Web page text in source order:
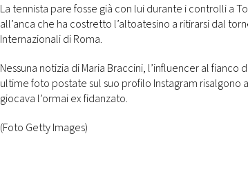
La tennista pare fosse già con lui durante i controlli a
all’anca che ha costretto l’altoatesino a ritirarsi dal
Internazionali di Roma.
Nessuna notizia di Maria Braccini, l’influencer al fianco
ultime foto postate sul suo profilo Instagram risalgono
giocava l’ormai ex fidanzato.
(Foto Getty Images)